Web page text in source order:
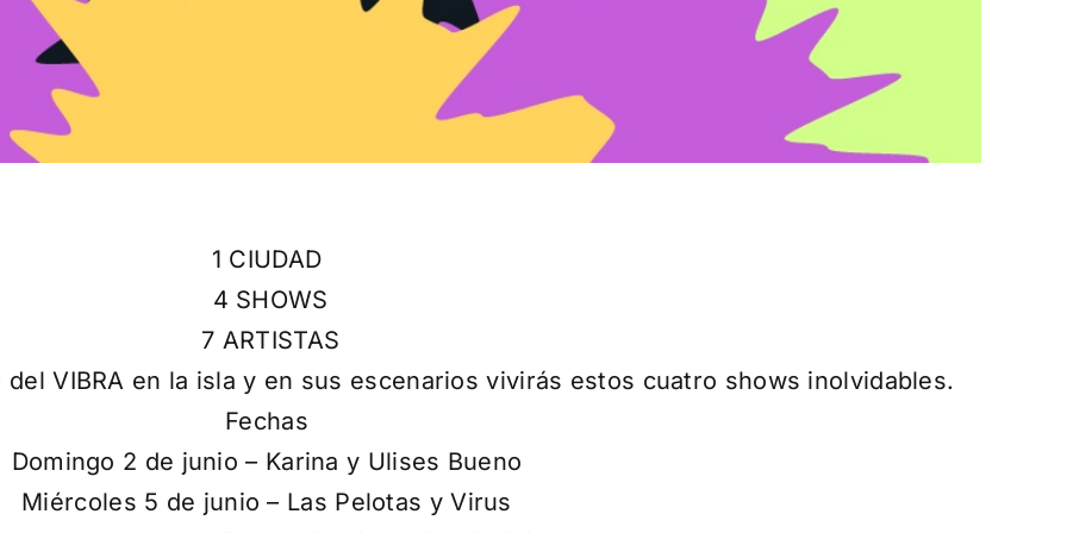
1 CIUDAD
4 SHOWS
7 ARTISTAS
VIBRA en la isla y en sus escenarios vivirás estos cuatro shows inolvidables.
Fechas
Domingo 2 de junio – Karina y Ulises Bueno
Miércoles 5 de junio – Las Pelotas y Virus